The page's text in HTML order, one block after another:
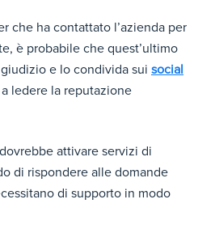
che ha contattato l’azienda per
è probabile che quest’ultimo
e lo condivida sui social
ledere la reputazione
attivare servizi di
di rispondere alle domande
di supporto in modo